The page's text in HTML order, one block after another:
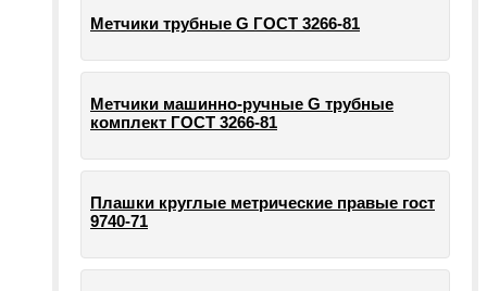
Метчики трубные G ГОСТ 3266-81
Метчики машинно-ручные G трубные
комплект ГОСТ 3266-81
Плашки круглые метрические правые гост
9740-71